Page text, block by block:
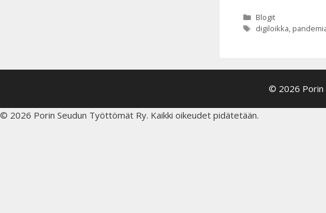
Kategoriat
Blogit
Avainsanat
digiloikka,
© 2026 Porin
© 2026 Porin Seudun Työttömät Ry. Kaikki oikeudet pidätetään.